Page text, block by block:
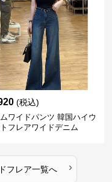
(税込)
ワイドパンツ 韓国ハイウ
フレアワイドデニム
フレア一覧へ ›